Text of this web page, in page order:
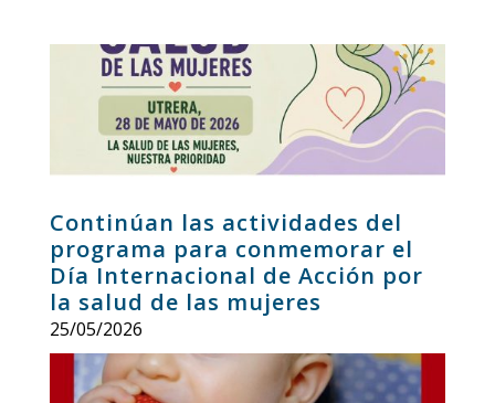
Continúan las actividades del
programa para conmemorar el
Día Internacional de Acción por
la salud de las mujeres
25/05/2026